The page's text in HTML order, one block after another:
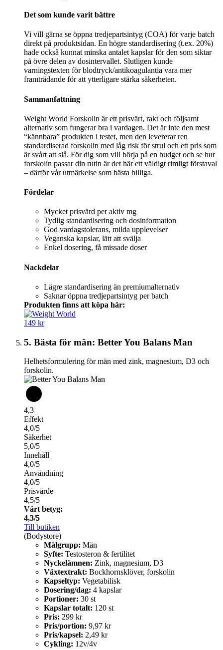
Det som kunde varit bättre
Vi vill gärna se öppna tredjepartsintyg (COA) för varje batch
direkt på produktsidan. En högre standardisering (t.ex. 20%)
hade också kunnat minska antalet kapslar för den som siktar
på övre delen av dosintervallet. Slutligen kunde
varningstexten för blodtryck/antikoagulantia vara mer
framträdande för att ytterligare stärka säkerheten.
Sammanfattning
Weight World Forskolin är ett prisvärt, rakt och följsamt
alternativ som fungerar bra i vardagen. Det är inte den mest
“kännbara” produkten i testet, men den levererar ren
standardiserad forskolin med låg risk för strul och ett pris som
är svårt att slå. För dig som vill börja på en budget och se hur
forskolin passar din rutin är det här ett väldigt rimligt förstaval
– därför vår utmärkelse som bästa billiga.
Fördelar
Mycket prisvärd per aktiv mg
Tydlig standardisering och dosinformation
God vardagstolerans, milda upplevelser
Veganska kapslar, lätt att svälja
Enkel dosering, få missade doser
Nackdelar
Lägre standardisering än premiumalternativ
Saknar öppna tredjepartsintyg per batch
Produkten finns att köpa här:
149 kr
5. Bästa för män: Better You Balans Man
Helhetsformulering för män med zink, magnesium, D3 och
forskolin.
4,3
Effekt
4,0/5
Säkerhet
5,0/5
Innehåll
4,0/5
Användning
4,0/5
Prisvärde
4,5/5
Vårt betyg:
4,3/5
Till butiken
(Bodystore)
Målgrupp: Män
Syfte: Testosteron & fertilitet
Nyckelämnen: Zink, magnesium, D3
Växtextrakt: Bockhornsklöver, forskolin
Kapseltyp: Vegetabilisk
Dosering/dag: 4 kapslar
Portioner: 30 st
Kapslar totalt: 120 st
Pris: 299 kr
Pris/portion: 9,97 kr
Pris/kapsel: 2,49 kr
Cykling: 12v/4v